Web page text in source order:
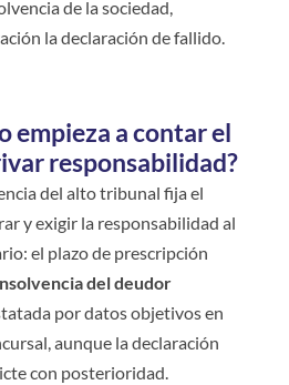
de la sociedad,
la declaración de fallido.
empieza a contar el
responsabilidad?
del alto tribunal fija el
y exigir la responsabilidad al
el plazo de prescripción
del deudor
por datos objetivos en
aunque la declaración
con posterioridad.